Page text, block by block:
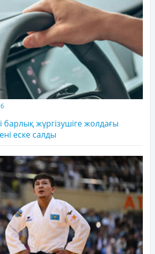
барлық жүргізушіге жолдағы
еске салды